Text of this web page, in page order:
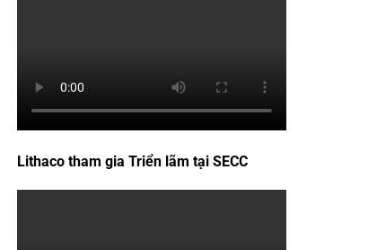
Lithaco tham gia Triển lãm tại SECC